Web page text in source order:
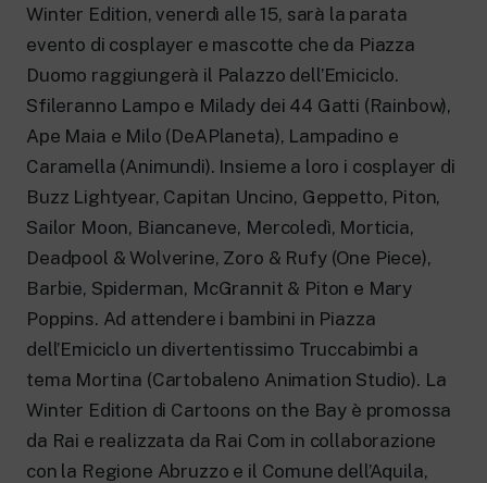
Winter Edition, venerdì alle 15, sarà la parata
evento di cosplayer e mascotte che da Piazza
Duomo raggiungerà il Palazzo dell’Emiciclo.
Sfileranno Lampo e Milady dei 44 Gatti (Rainbow),
Ape Maia e Milo (DeAPlaneta), Lampadino e
Caramella (Animundi). Insieme a loro i cosplayer di
Buzz Lightyear, Capitan Uncino, Geppetto, Piton,
Sailor Moon, Biancaneve, Mercoledì, Morticia,
Deadpool & Wolverine, Zoro & Rufy (One Piece),
Barbie, Spiderman, McGrannit & Piton e Mary
Poppins. Ad attendere i bambini in Piazza
dell’Emiciclo un divertentissimo Truccabimbi a
tema Mortina (Cartobaleno Animation Studio). La
Winter Edition di Cartoons on the Bay è promossa
da Rai e realizzata da Rai Com in collaborazione
con la Regione Abruzzo e il Comune dell’Aquila,